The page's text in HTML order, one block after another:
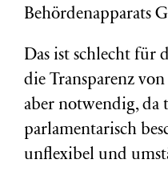
Behördenapparats
Das ist schlecht für
die Transparenz
aber notwendig, da
parlamentarisch
unflexibel und